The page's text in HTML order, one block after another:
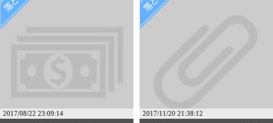
2017/08/22 23:09:14 2017/11/20 21:38:12